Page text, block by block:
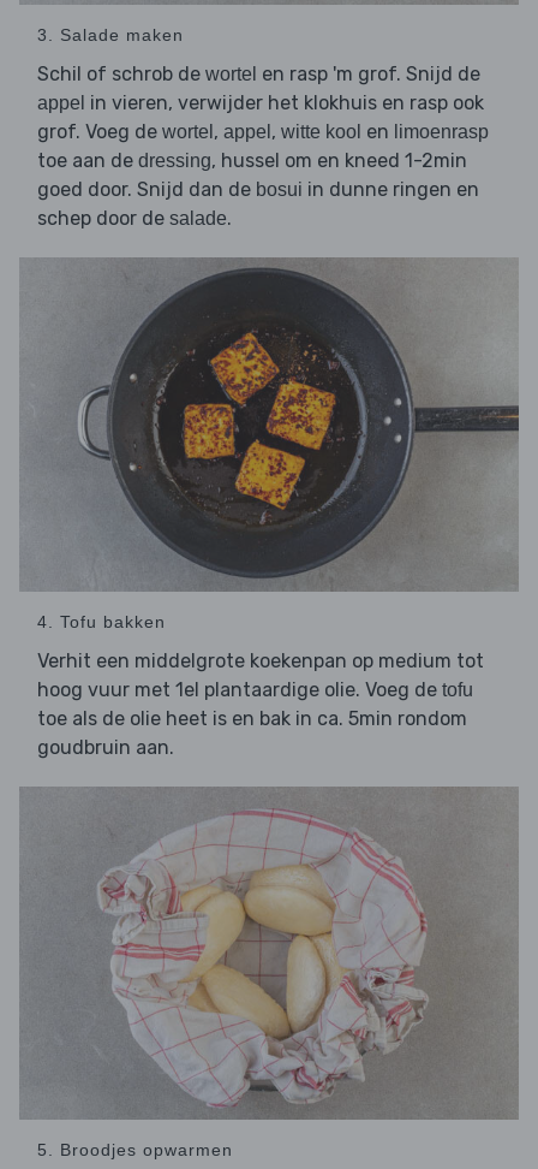
3. Salade maken
Schil of schrob de wortel en rasp 'm grof. Snijd de
appel in vieren, verwijder het klokhuis en rasp ook
grof. Voeg de wortel , appel , witte kool en limoenrasp
toe aan de dressing, hussel om en kneed 1-2min
goed door. Snijd dan de bosui in dunne ringen en
schep door de salade.
4. Tofu bakken
Verhit een middelgrote koekenpan op medium tot
hoog vuur met 1el plantaardige olie. Voeg de tofu
toe als de olie heet is en bak in ca. 5min rondom
goudbruin aan.
5. Broodjes opwarmen